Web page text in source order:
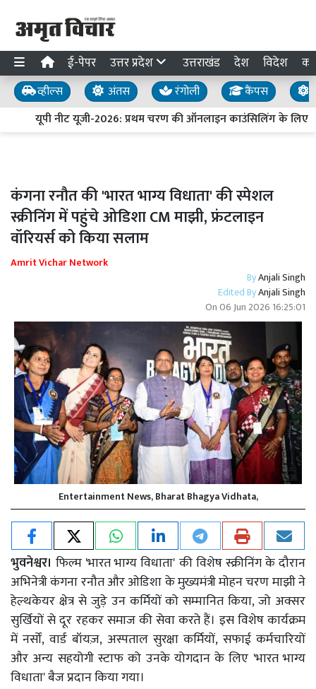
ई-पेपर उत्तर प्रदेश उत्तराखंड देश विदेश
व्हील्स अंतस रंगोली कैंपस
यूपी नीट यूजी-2026: प्रथम चरण की ऑनलाइन काउंसिलिंग के लिए
कंगना रनौत की 'भारत भाग्य विधाता' की स्पेशल
स्क्रीनिंग में पहुंचे ओडिशा CM माझी, फ्रंटलाइन
वॉरियर्स को किया सलाम
Amrit Vichar Network
ByAnjali Singh
Edited ByAnjali Singh
On06 Jun 2026 16:25:01
Entertainment News, Bharat Bhagya Vidhata,
भुवनेश्वर। फिल्म 'भारत भाग्य विधाता' की विशेष स्क्रीनिंग के दौरान
अभिनेत्री कंगना रनौत और ओडिशा के मुख्यमंत्री मोहन चरण माझी ने
हेल्थकेयर क्षेत्र से जुड़े उन कर्मियों को सम्मानित किया, जो अक्सर
सुर्खियों से दूर रहकर समाज की सेवा करते हैं। इस विशेष कार्यक्रम
में नर्सों, वार्ड बॉयज़, अस्पताल सुरक्षा कर्मियों, सफाई कर्मचारियों
और अन्य सहयोगी स्टाफ को उनके योगदान के लिए 'भारत भाग्य
विधाता' बैज प्रदान किया गया।